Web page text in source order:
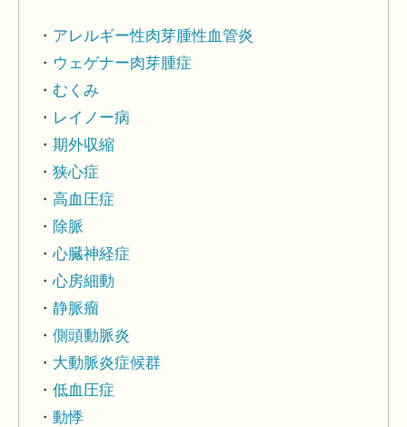
アレルギー性肉芽腫性血管炎
ウェゲナー肉芽腫症
むくみ
レイノー病
期外収縮
狭心症
高血圧症
除脈
心臓神経症
心房細動
静脈瘤
側頭動脈炎
大動脈炎症候群
低血圧症
動悸